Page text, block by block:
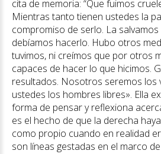
cita de memoria: “Que fuimos
Mientras tanto tienen ustedes la
compromiso de serlo. La
debíamos hacerlo. Hubo otros
tuvimos, ni creímos que por otros
capaces de hacer lo que hicimos.
resultados. Nosotros seremos los
ustedes los hombres libres». Ella
forma de pensar y reflexiona
es el hecho de que la derecha
como propio cuando en realidad
son líneas gestadas en el marco